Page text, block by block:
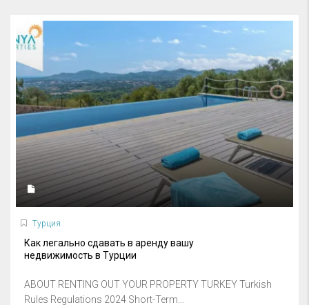
Турция
Как легально сдавать в аренду вашу
недвижимость в Турции
ABOUT RENTING OUT YOUR PROPERTY TURKEY Turkish
Rules Regulations 2024 Short-Term...